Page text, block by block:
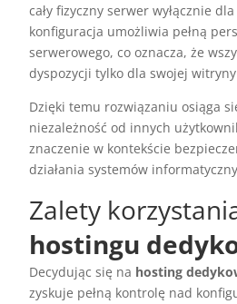
cały fizyczny serwer wyłącznie
konfiguracja umożliwia pełną
serwerowego, co oznacza, że
dyspozycji tylko dla swojej
Dzięki temu rozwiązaniu osiąga
niezależność od innych
znaczenie w kontekście
działania systemów
Zalety
hostingu
Decydując się na hosting
zyskuje pełną kontrolę nad